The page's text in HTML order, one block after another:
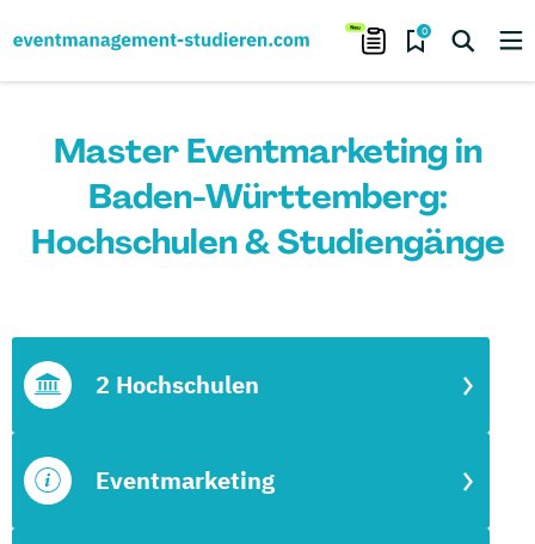
0
Master Eventmarketing in
Baden-Württemberg:
Hochschulen & Studiengänge
Eventmarketing
2 Hochschulen